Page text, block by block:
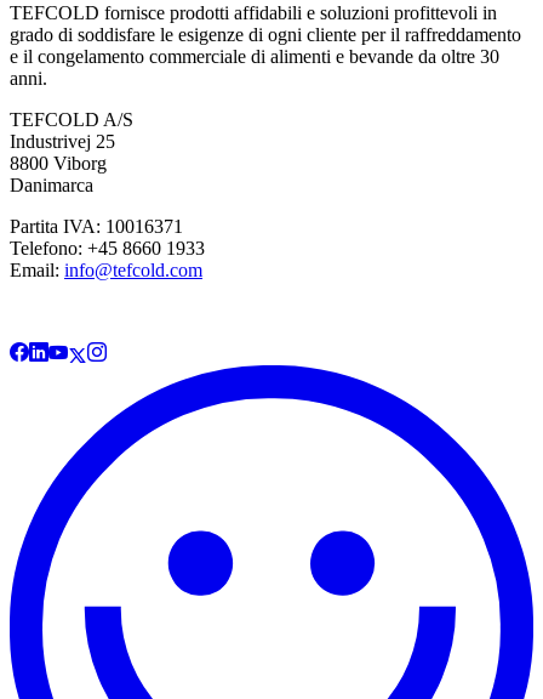
TEFCOLD fornisce prodotti affidabili e soluzioni profittevoli in
grado di soddisfare le esigenze di ogni cliente per il raffreddamento
e il congelamento commerciale di alimenti e bevande da oltre 30
anni.
TEFCOLD A/S
Industrivej 25
8800 Viborg
Danimarca
Partita IVA: 10016371
Telefono: +45 8660 1933
Email: info@tefcold.com